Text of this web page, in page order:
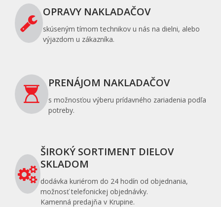
OPRAVY NAKLADAČOV
skúseným tímom technikov u nás na dielni, alebo
výjazdom u zákazníka.
PRENÁJOM NAKLADAČOV
s možnosťou výberu prídavného zariadenia podľa
potreby.
ŠIROKÝ SORTIMENT DIELOV
SKLADOM
dodávka kuriérom do 24 hodín od objednania,
možnosť telefonickej objednávky.
Kamenná predajňa v Krupine.